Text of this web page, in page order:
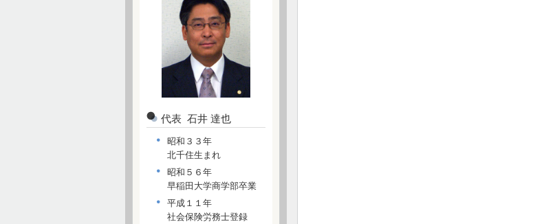
代表 石井 達也
昭和３３年
北千住生まれ
昭和５６年
早稲田大学商学部卒業
平成１１年
社会保険労務士登録